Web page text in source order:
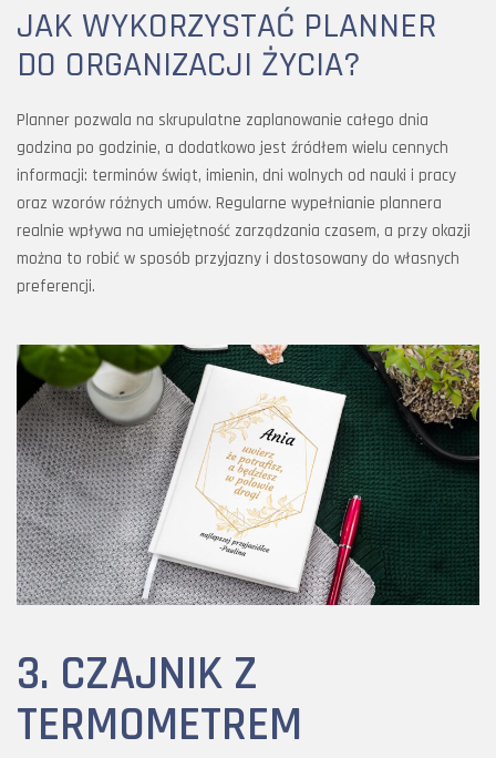
JAK WYKORZYSTAĆ PLANNER
DO ORGANIZACJI ŻYCIA?
Planner pozwala na skrupulatne zaplanowanie całego dnia
godzina po godzinie, a dodatkowo jest źródłem wielu cennych
informacji: terminów świąt, imienin, dni wolnych od nauki i pracy
oraz wzorów różnych umów. Regularne wypełnianie plannera
realnie wpływa na umiejętność zarządzania czasem, a przy okazji
można to robić w sposób przyjazny i dostosowany do własnych
preferencji.
3. CZAJNIK Z
TERMOMETREM